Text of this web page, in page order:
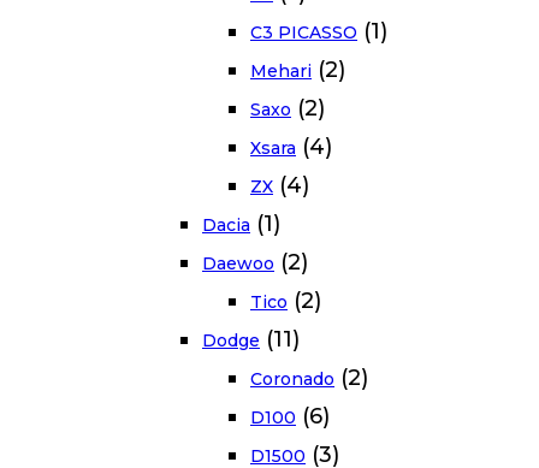
C3 PICASSO (1)
Mehari (2)
Saxo (2)
Xsara (4)
ZX (4)
Dacia (1)
Daewoo (2)
Tico (2)
Dodge (11)
Coronado (2)
D100 (6)
D1500 (3)